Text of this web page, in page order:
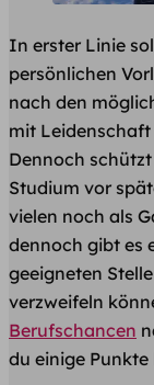
In erster Linie
persönlichen
nach den
mit
Dennoch
Studium vor
vielen noch als
dennoch gibt es
geeigneten
verzweifeln
Berufschancen
du einige Punkte